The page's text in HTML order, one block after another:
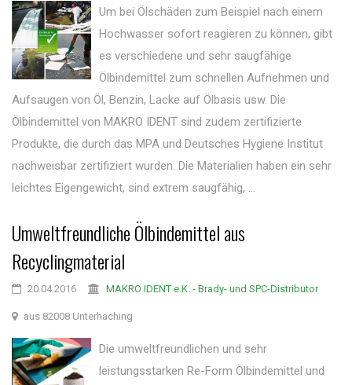
Um bei Ölschäden zum Beispiel nach einem
Hochwasser sofort reagieren zu können, gibt
es verschiedene und sehr saugfähige
Ölbindemittel zum schnellen Aufnehmen und
Aufsaugen von Öl, Benzin, Lacke auf Ölbasis usw. Die
Ölbindemittel von MAKRO IDENT sind zudem zertifizierte
Produkte, die durch das MPA und Deutsches Hygiene Institut
nachweisbar zertifiziert wurden. Die Materialien haben ein sehr
leichtes Eigengewicht, sind extrem saugfähig, ...
Umweltfreundliche Ölbindemittel aus
Recyclingmaterial
20.04.2016 MAKRO IDENT e.K. - Brady- und SPC-Distributor
aus 82008 Unterhaching
Die umweltfreundlichen und sehr
leistungsstarken Re-Form Ölbindemittel und